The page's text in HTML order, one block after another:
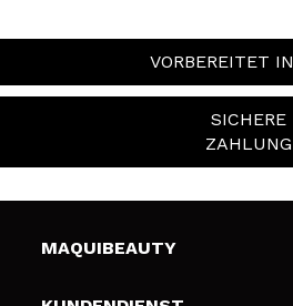
VORBEREITET IN
SICHERE
ZAHLUNG
MAQUIBEAUTY
Über uns